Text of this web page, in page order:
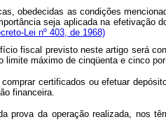
obedecidas as condições
seja aplicada na efetivação
Lei nº 403, de 1968)
fiscal previsto neste artigo será
limite máximo de cinqüenta e cinco
certificados ou efetuar depósito,
financeira.
da operação realizada, nos